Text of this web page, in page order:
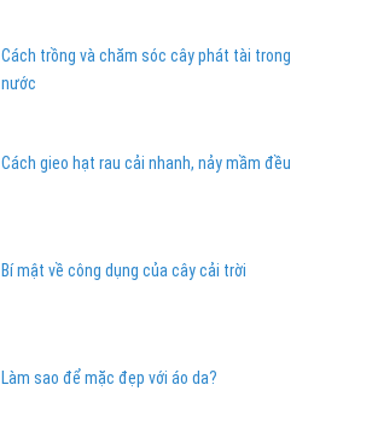
Cách trồng và chăm sóc cây phát tài trong
nước
Cách gieo hạt rau cải nhanh, nảy mầm đều
Bí mật về công dụng của cây cải trời
Làm sao để mặc đẹp với áo da?